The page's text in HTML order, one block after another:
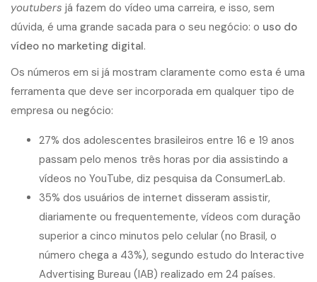
youtubers já fazem do vídeo uma carreira, e isso, sem
dúvida, é uma grande sacada para o seu negócio: o uso do
vídeo no marketing digital.
Os números em si já mostram claramente como esta é uma
ferramenta que deve ser incorporada em qualquer tipo de
empresa ou negócio:
27% dos adolescentes brasileiros entre 16 e 19 anos
passam pelo menos três horas por dia assistindo a
vídeos no YouTube, diz pesquisa da ConsumerLab.
35% dos usuários de internet disseram assistir,
diariamente ou frequentemente, vídeos com duração
superior a cinco minutos pelo celular (no Brasil, o
número chega a 43%), segundo estudo do Interactive
Advertising Bureau (IAB) realizado em 24 países.